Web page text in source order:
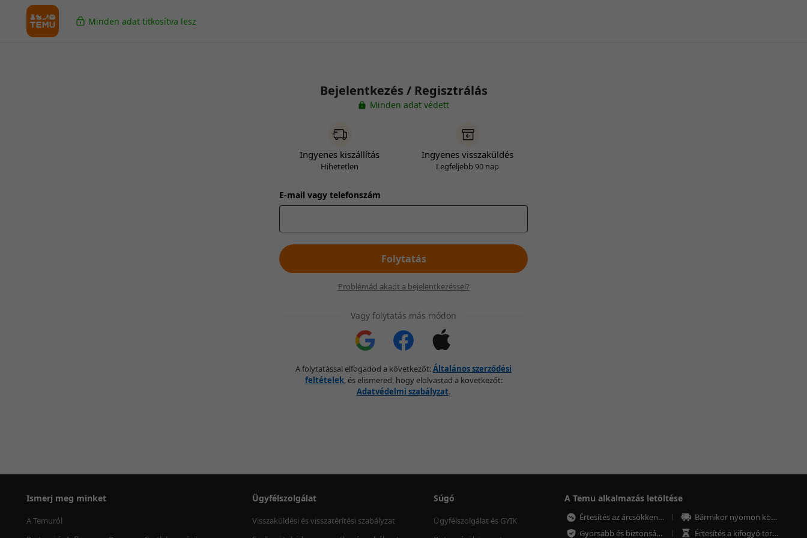
Minden adat titkosítva lesz
Bejelentkezés / Regisztrálás
Minden adat védett
Ingyenes kiszállítás
Hihetetlen
Ingyenes visszaküldés
Legfeljebb 90 nap
E-mail vagy telefonszám
Folytatás
Problémád akadt a bejelentkezéssel?
Vagy folytatás más módon
A folytatással elfogadod a következőt:Általános szerződési
feltételek, és elismered, hogy elolvastad a következőt:
Adatvédelmi szabályzat.
Ismerj meg minket
A Temuról
Ügyfélszolgálat
Visszaküldési és visszatérítési szabályzat
Súgó
Ügyfélszolgálat és GYIK
A Temu alkalmazás letöltése
Értesítés az árcsökkenésről
Bármikor nyomon követheted a megrendeléseket
Gyorsabb és biztonságosabb fizetés
Értesítés a kifogyó termékekről